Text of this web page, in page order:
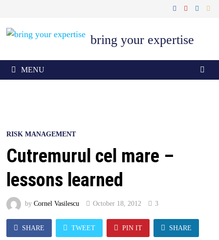
content
bring your expertise
MENU
RISK MANAGEMENT
Cutremurul cel mare –
lessons learned
by Cornel Vasilescu October 18, 2012 3
SHARE TWEET PIN IT SHARE